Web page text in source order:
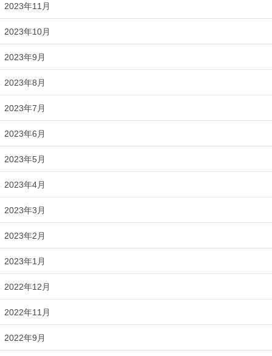
2023年11月
2023年10月
2023年9月
2023年8月
2023年7月
2023年6月
2023年5月
2023年4月
2023年3月
2023年2月
2023年1月
2022年12月
2022年11月
2022年9月